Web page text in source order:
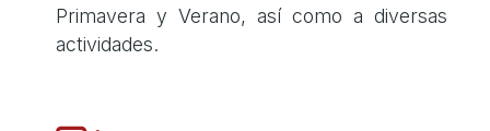
Primavera y Verano, así como a diversas
actividades.